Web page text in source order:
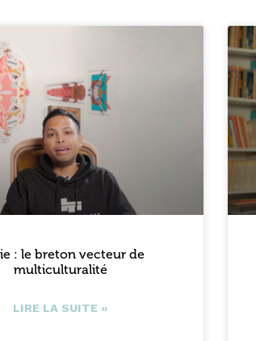
: le breton vecteur de
multiculturalité
LIRE LA SUITE »